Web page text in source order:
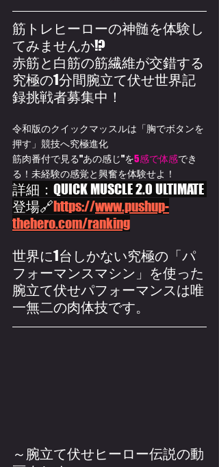
筋トレヒーローの神髄を体験し
てみませんか!?
赤筋と白筋の筋繊維が交錯する
究極の1分間腕立て伏せ世界記
録挑戦者募集中！
令和版のクイックマッスルは「胸でボタンを
押す」競技へ究極進化
筋肉番付で見る"あの感じ"を5感で体感でき
る！未経験の感覚と興奮を体験せよ！
詳細：QUICK MUSCLE 2.0 ULTIMATE
登場🔗https://www.pushup-
thehero.com/ranking
世界に1台しかない究極の「パ
フォーマンスマシン」を使った
腕立て伏せパフォーマンスは唯
一無二の肉体技です。
～腕立て伏せヒーロー伝説の動